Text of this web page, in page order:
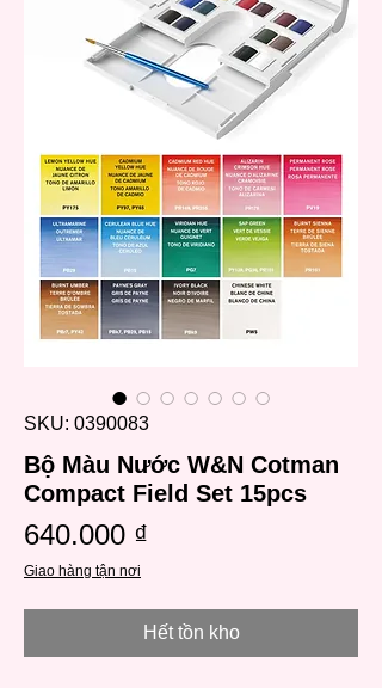
SKU: 0390083
Bộ Màu Nước W&N Cotman
Compact Field Set 15pcs
640.000 ₫
Giao hàng tận nơi
Hết tồn kho